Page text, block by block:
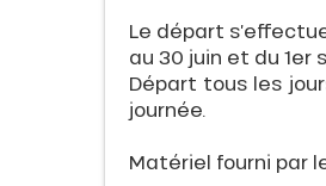
Le départ
au 30 juin et du 1er
Départ tous les
journée.
Matériel fourni par